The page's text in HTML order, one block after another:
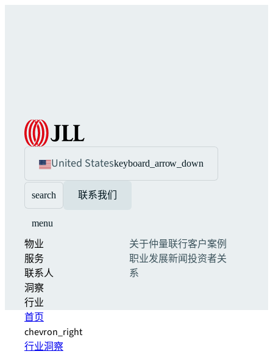
United Stateskeyboard_arrow_down
search 联系我们
menu
物业
服务
联系人
洞察
行业
关于仲量联行客户案例
职业发展新闻投资者关
系
首页
chevron_right
行业洞察